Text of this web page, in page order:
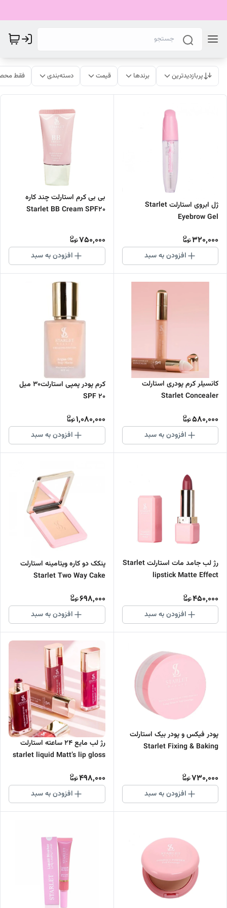
پربازدیدترین برندها قیمت دسته‌بندی فقط
ژل ابروی استارلت Starlet
Eyebrow Gel
320,000
افزودن به سبد
بی بی کرم استارلت چند کاره
Starlet BB Cream SPF20
750,000
افزودن به سبد
کانسیلر کرم پودری استارلت
Starlet Concealer
580,000
افزودن به سبد
کرم پودر پمپی استارلت30 میل
SPF 20
1,080,000
افزودن به سبد
رژ لب جامد مات استارلت Starlet
lipstick Matte Effect
450,000
افزودن به سبد
پنکک دو کاره ویتامینه استارلت
Starlet Two Way Cake
698,000
افزودن به سبد
پودر فیکس و پودر بیک استارلت
Starlet Fixing & Baking
730,000
افزودن به سبد
رژ لب مایع ۲۴ ساعته استارلت
starlet liquid Matt’s lip gloss
498,000
افزودن به سبد